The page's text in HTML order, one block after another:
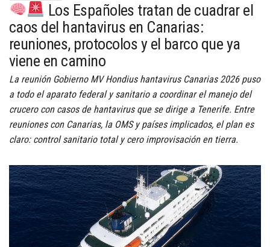
Los Españoles tratan de cuadrar el
caos del hantavirus en Canarias:
reuniones, protocolos y el barco que ya
viene en camino
La reunión Gobierno MV Hondius hantavirus Canarias 2026 puso
a todo el aparato federal y sanitario a coordinar el manejo del
crucero con casos de hantavirus que se dirige a Tenerife. Entre
reuniones con Canarias, la OMS y países implicados, el plan es
claro: control sanitario total y cero improvisación en tierra.